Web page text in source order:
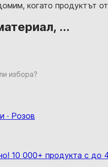
когато продуктът
...
избора?
· Розов
10 000+ продукта с до